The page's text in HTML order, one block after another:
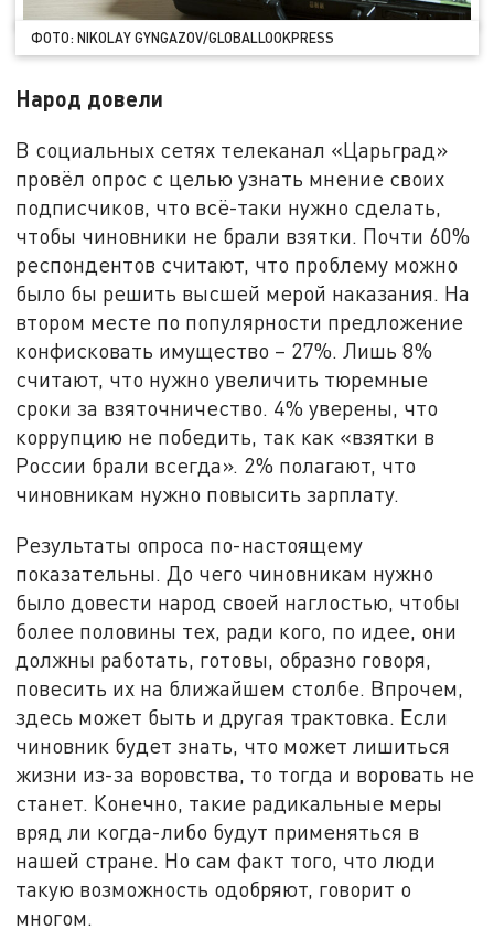
ФОТО: NIKOLAY GYNGAZOV/GLOBALLOOKPRESS
Народ довели
В социальных сетях телеканал «Царьград»
провёл опрос с целью узнать мнение своих
подписчиков, что всё-таки нужно сделать,
чтобы чиновники не брали взятки. Почти 60%
респондентов считают, что проблему можно
было бы решить высшей мерой наказания. На
втором месте по популярности предложение
конфисковать имущество – 27%. Лишь 8%
считают, что нужно увеличить тюремные
сроки за взяточничество. 4% уверены, что
коррупцию не победить, так как «взятки в
России брали всегда». 2% полагают, что
чиновникам нужно повысить зарплату.
Результаты опроса по-настоящему
показательны. До чего чиновникам нужно
было довести народ своей наглостью, чтобы
более половины тех, ради кого, по идее, они
должны работать, готовы, образно говоря,
повесить их на ближайшем столбе. Впрочем,
здесь может быть и другая трактовка. Если
чиновник будет знать, что может лишиться
жизни из-за воровства, то тогда и воровать не
станет. Конечно, такие радикальные меры
вряд ли когда-либо будут применяться в
нашей стране. Но сам факт того, что люди
такую возможность одобряют, говорит о
многом.